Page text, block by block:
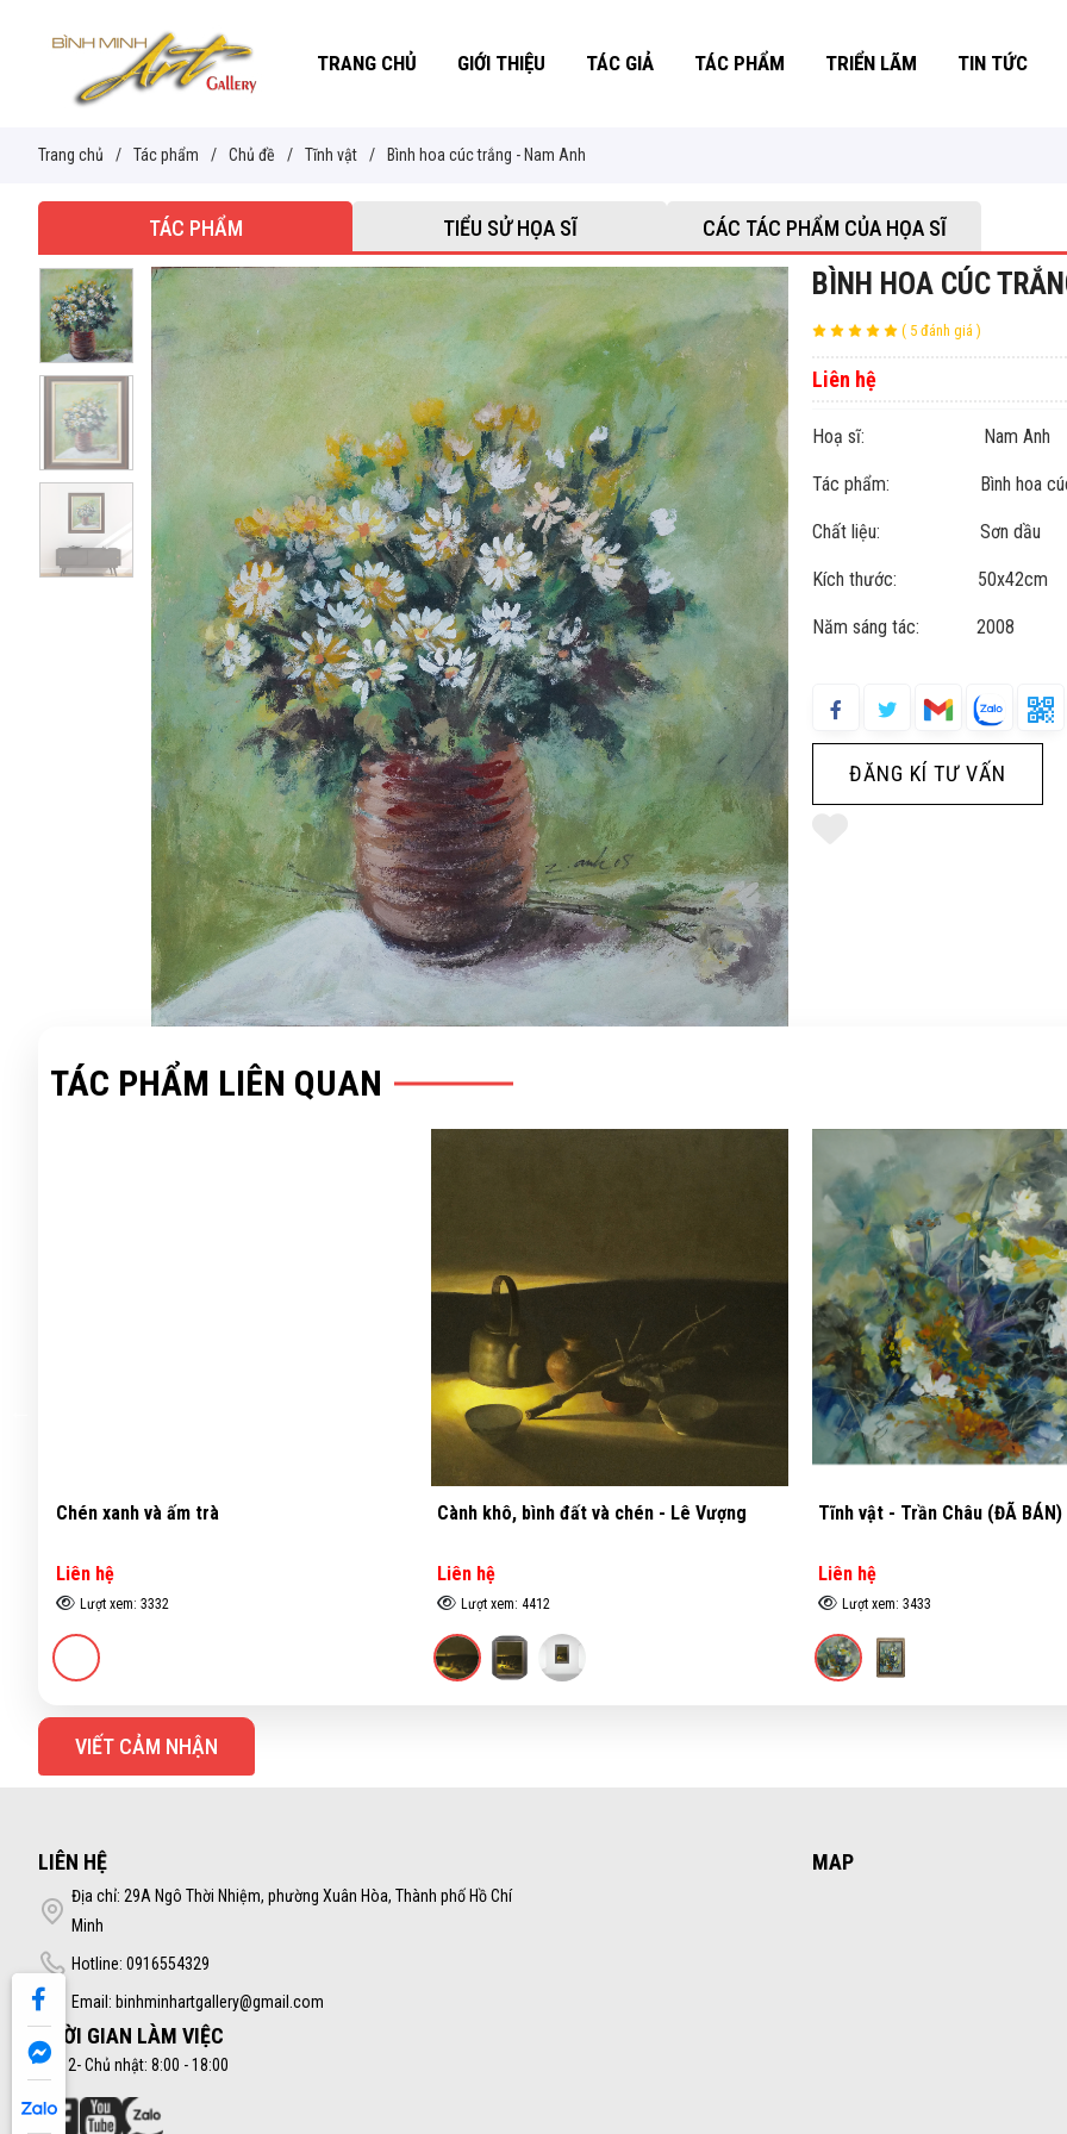
TRANG CHỦ GIỚI THIỆU TÁC GIẢ TÁC PHẨM TRIỂN LÃM TIN TỨC
Trang chủ / Tác phẩm / Chủ đề / Tĩnh vật / Bình hoa cúc trắng - Nam Anh
TÁC PHẨM TIỂU SỬ HỌA SĨ CÁC TÁC PHẨM CỦA HỌA SĨ
BÌNH HOA CÚC
( 5 đánh giá )
Liên hệ
Hoạ sĩ: Nam Anh
Tác phẩm: Bình hoa cúc
Chất liệu: Sơn dầu
Kích thước: 50x42cm
Năm sáng tác: 2008
ĐĂNG KÍ TƯ VẤN
TÁC PHẨM LIÊN QUAN
Cành khô, bình đất và chén - Lê Vượng
Liên hệ
Lượt xem: 4412
Tĩnh vật - Trần Châu (ĐÃ BÁN)
Liên hệ
Lượt xem: 3433
Đèn dầu - Lê Vượng
Liên hệ
Lượt xem: 4324
VIẾT CẢM NHẬN
LIÊN HỆ
Địa chỉ: 29A Ngô Thời Nhiệm, phường Xuân Hòa, Thành phố Hồ Chí
Minh
Hotline: 0916554329
Email: binhminhartgallery@gmail.com
THỜI GIAN LÀM VIỆC
Thứ 2- Chủ nhật: 8:00 - 18:00
MAP